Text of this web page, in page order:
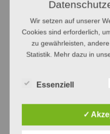
E-Mail:d.blei@t-
Wir setzen auf unserer
Cookies sind erforderlich,
zu gewährleisten,
Statistik. Mehr dazu in
Essenziell
✓